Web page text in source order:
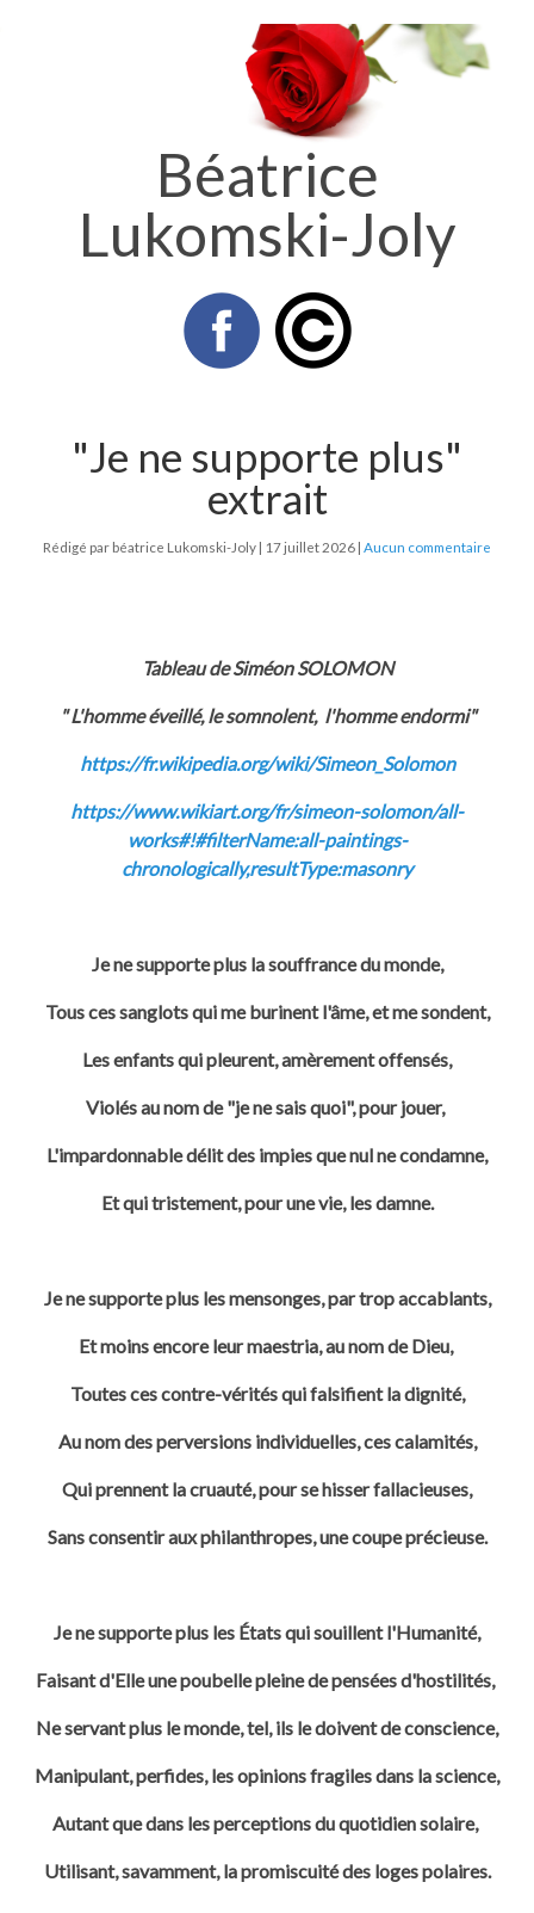
Béatrice
Lukomski-Joly
"Je ne supporte plus"
extrait
Rédigé par béatrice Lukomski-Joly 17 juillet 2026 Aucun commentaire
Tableau de Siméon SOLOMON
" L'homme éveillé, le somnolent, l'homme endormi"
https://fr.wikipedia.org/wiki/Simeon_Solomon
https://www.wikiart.org/fr/simeon-solomon/all-
works#!#filterName:all-paintings-
chronologically,resultType:masonry
Je ne supporte plus la souffrance du monde,
Tous ces sanglots qui me burinent l'âme, et me sondent,
Les enfants qui pleurent, amèrement offensés,
Violés au nom de "je ne sais quoi", pour jouer,
L'impardonnable délit des impies que nul ne condamne,
Et qui tristement, pour une vie, les damne.
Je ne supporte plus les mensonges, par trop accablants,
Et moins encore leur maestria, au nom de Dieu,
Toutes ces contre-vérités qui falsifient la dignité,
Au nom des perversions individuelles, ces calamités,
Qui prennent la cruauté, pour se hisser fallacieuses,
Sans consentir aux philanthropes, une coupe précieuse.
Je ne supporte plus les États qui souillent l'Humanité,
Faisant d'Elle une poubelle pleine de pensées d'hostilités,
Ne servant plus le monde, tel, ils le doivent de conscience,
Manipulant, perfides, les opinions fragiles dans la science,
Autant que dans les perceptions du quotidien solaire,
Utilisant, savamment, la promiscuité des loges polaires.